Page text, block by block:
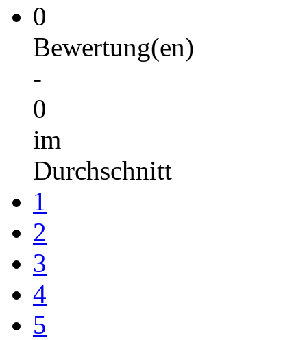
0
Bewertung(en)
-
0
im
Durchschnitt
1
2
3
4
5